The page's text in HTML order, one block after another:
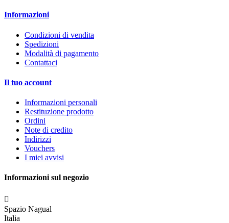
Informazioni
Condizioni di vendita
Spedizioni
Modalità di pagamento
Contattaci
Il tuo account
Informazioni personali
Restituzione prodotto
Ordini
Note di credito
Indirizzi
Vouchers
I miei avvisi
Informazioni sul negozio

Spazio Nagual
Italia